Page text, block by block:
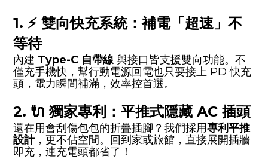
1. ⚡ 雙向快充系統：補電「超速」不
等待
內建 Type-C 自帶線與接口皆支援雙向功能。不
僅充手機快，幫行動電源回電也只要接上 PD 快充
頭，電力瞬間補滿，效率控首選。
2. 🔌 獨家專利：平推式隱藏 AC 插頭
還在用會刮傷包包的折疊插腳？我們採用專利平推
設計，更不佔空間。回到家或旅館，直接展開插牆
即充，連充電頭都省了！